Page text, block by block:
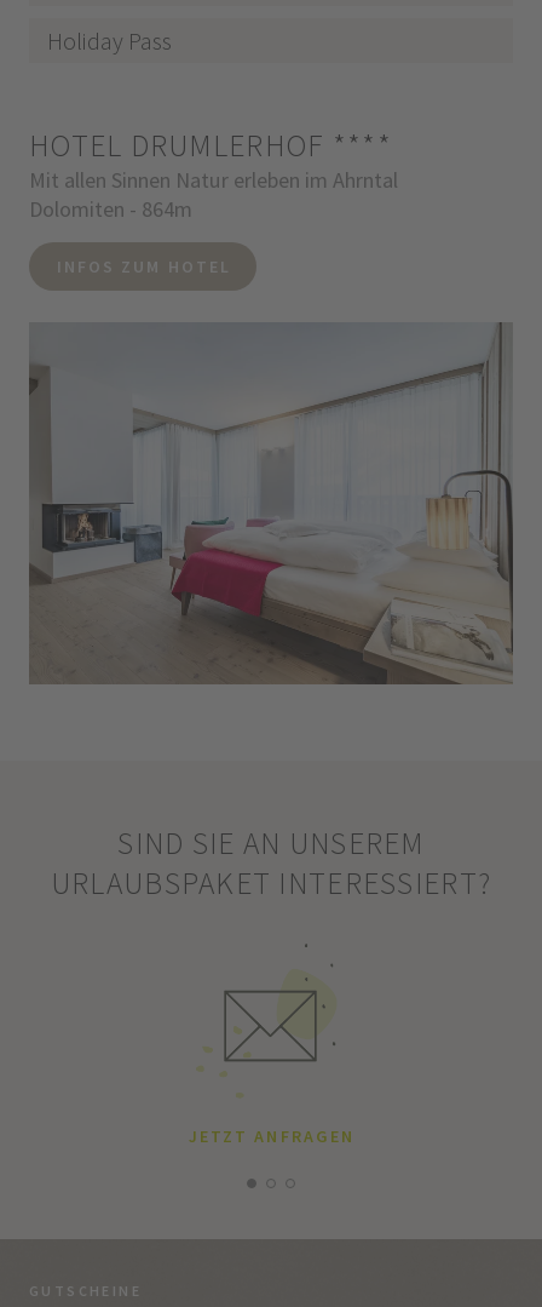
Holiday Pass
HOTEL DRUMLERHOF ****
Mit allen Sinnen Natur erleben im Ahrntal
Dolomiten - 864m
INFOS ZUM HOTEL
SIND SIE AN UNSEREM
URLAUBSPAKET INTERESSIERT?
JETZT ANFRAGEN
GUTSCHEINE